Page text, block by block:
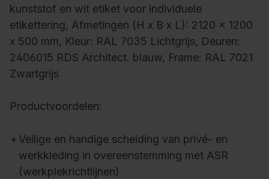
kunststof en wit etiket voor individuele
etikettering, Afmetingen (H x B x L): 2120 x 1200
x 500 mm, Kleur: RAL 7035 Lichtgrijs, Deuren:
2406015 RDS Architect. blauw, Frame: RAL 7021
Zwartgrijs
Productvoordelen:
+ Veilige en handige scheiding van privé- en
werkkleding in overeenstemming met ASR
(werkplekrichtlijnen)